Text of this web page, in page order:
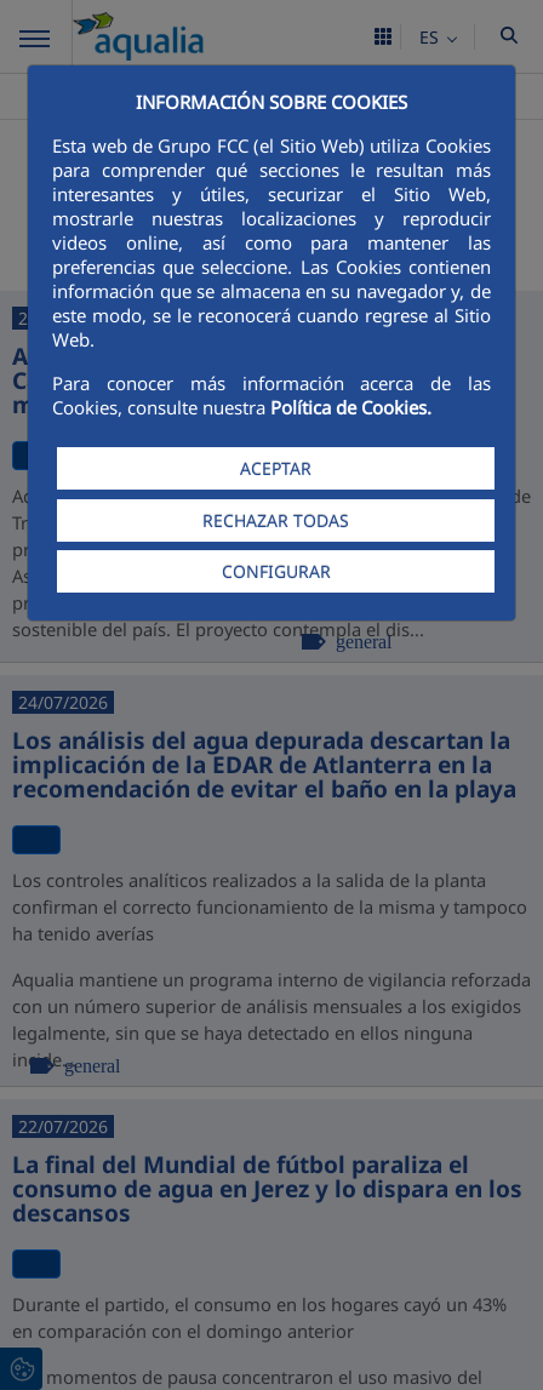
INFORMACIÓN SOBRE COOKIES
Esta web de Grupo FCC (el Sitio Web) utiliza Cookies
para comprender qué secciones le resultan más
interesantes y útiles, securizar el Sitio Web,
mostrarle nuestras localizaciones y reproducir
videos online, así como para mantener las
preferencias que seleccione. Las Cookies contienen
información que se almacena en su navegador y, de
este modo, se le reconocerá cuando regrese al Sitio
Web.
Para conocer más información acerca de las
Cookies, consulte nuestra Política de Cookies.
ACEPTAR
RECHAZAR TODAS
CONFIGURAR
ES
>Navas De Jorquera >Noticias
+ Buscador
Últimas noticias
27/07/2026
Aqualia desarrollará la depuradora de
Cajamarca y alcanza una cartera de 1.000
millones de euros en Perú
Aqualia ha resultado adjudicataria del proyecto de la Planta de
Tratamiento de Aguas Residuales (PTAR) de Cajamarca,
promovido por PROINVERSIÓN bajo la modalidad de
Asociación Público-Privada (APP), consolidando así su
presencia en Perú y su compromiso con el desarrollo
sostenible del país. El proyecto contempla el dis...
general
24/07/2026
Los análisis del agua depurada descartan la
implicación de la EDAR de Atlanterra en la
recomendación de evitar el baño en la playa
Los controles analíticos realizados a la salida de la planta
confirman el correcto funcionamiento de la misma y tampoco
ha tenido averías
Aqualia mantiene un programa interno de vigilancia reforzada
con un número superior de análisis mensuales a los exigidos
legalmente, sin que se haya detectado en ellos ninguna
incide...general
22/07/2026
La final del Mundial de fútbol paraliza el
consumo de agua en Jerez y lo dispara en los
descansos
Durante el partido, el consumo en los hogares cayó un 43%
en comparación con el domingo anterior
Los momentos de pausa concentraron el uso masivo del